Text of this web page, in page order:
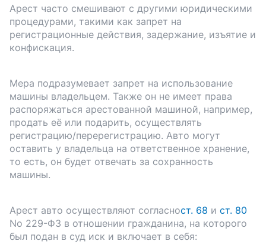
Арест часто смешивают с другими юридическими
процедурами, такими как запрет на
регистрационные действия, задержание, изъятие и
конфискация.
Мера подразумевает запрет на использование
машины владельцем. Также он не имеет права
распоряжаться арестованной машиной, например,
продать её или подарить, осуществлять
регистрацию/перерегистрацию. Авто могут
оставить у владельца на ответственное хранение,
то есть, он будет отвечать за сохранность
машины.
Арест авто осуществляют согласност. 68 и ст. 80
No 229-ФЗ в отношении гражданина, на которого
был подан в суд иск и включает в себя: